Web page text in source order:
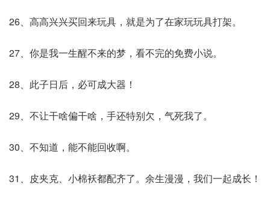
26、高高兴兴买回来玩具，就是为了在家玩玩具打架。
27、你是我一生醒不来的梦，看不完的免费小说。
28、此子日后，必可成大器！
29、不让干啥偏干啥，手还特别欠，气死我了。
30、不知道，能不能回收啊。
31、皮夹克、小棉袄都配齐了。余生漫漫，我们一起成长！